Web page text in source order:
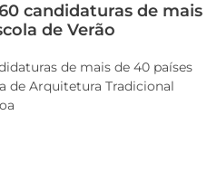
candidaturas de mais
de Verão
de mais de 40 países
de Arquitetura Tradicional